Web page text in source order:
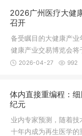
2026广州医疗大健
召开
备受瞩目的大健康产
健康产业交易博览会
重召开。本次健博会共
2026-04-27 992
体内直接重编程：
纪元
业内专家预测，随着
十年内成为再生医学